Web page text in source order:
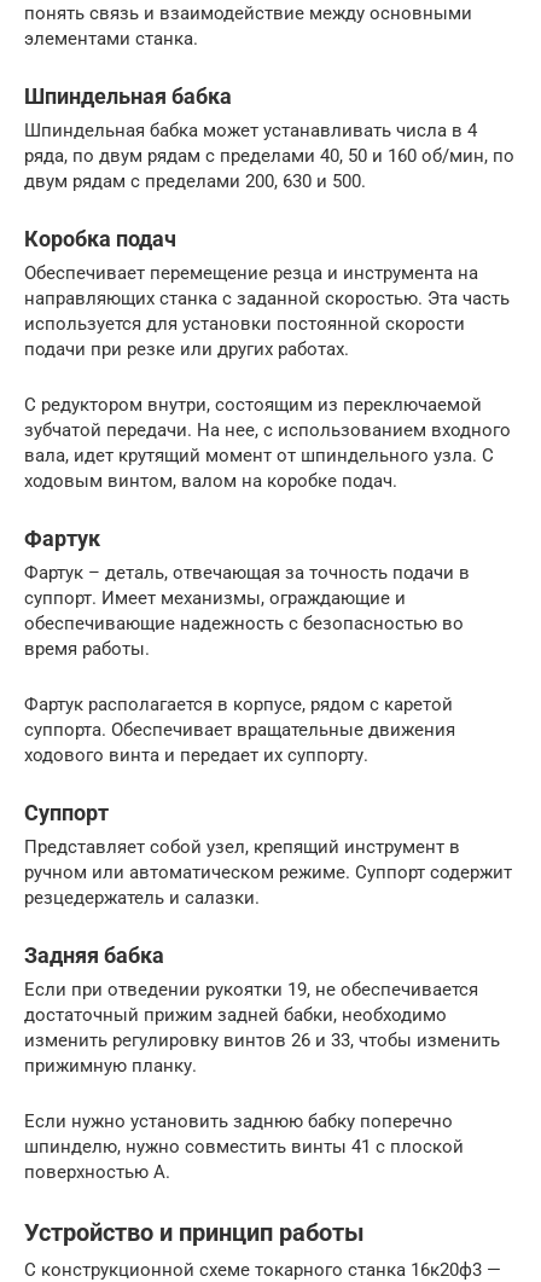
понять связь и взаимодействие между основными
элементами станка.
Шпиндельная бабка
Шпиндельная бабка может устанавливать числа в 4
ряда, по двум рядам с пределами 40, 50 и 160 об/мин, по
двум рядам с пределами 200, 630 и 500.
Коробка подач
Обеспечивает перемещение резца и инструмента на
направляющих станка с заданной скоростью. Эта часть
используется для установки постоянной скорости
подачи при резке или других работах.
С редуктором внутри, состоящим из переключаемой
зубчатой передачи. На нее, с использованием входного
вала, идет крутящий момент от шпиндельного узла. С
ходовым винтом, валом на коробке подач.
Фартук
Фартук – деталь, отвечающая за точность подачи в
суппорт. Имеет механизмы, ограждающие и
обеспечивающие надежность с безопасностью во
время работы.
Фартук располагается в корпусе, рядом с каретой
суппорта. Обеспечивает вращательные движения
ходового винта и передает их суппорту.
Суппорт
Представляет собой узел, крепящий инструмент в
ручном или автоматическом режиме. Суппорт содержит
резцедержатель и салазки.
Задняя бабка
Если при отведении рукоятки 19, не обеспечивается
достаточный прижим задней бабки, необходимо
изменить регулировку винтов 26 и 33, чтобы изменить
прижимную планку.
Если нужно установить заднюю бабку поперечно
шпинделю, нужно совместить винты 41 с плоской
поверхностью А.
Устройство и принцип работы
С конструкционной схеме токарного станка 16к20ф3 —